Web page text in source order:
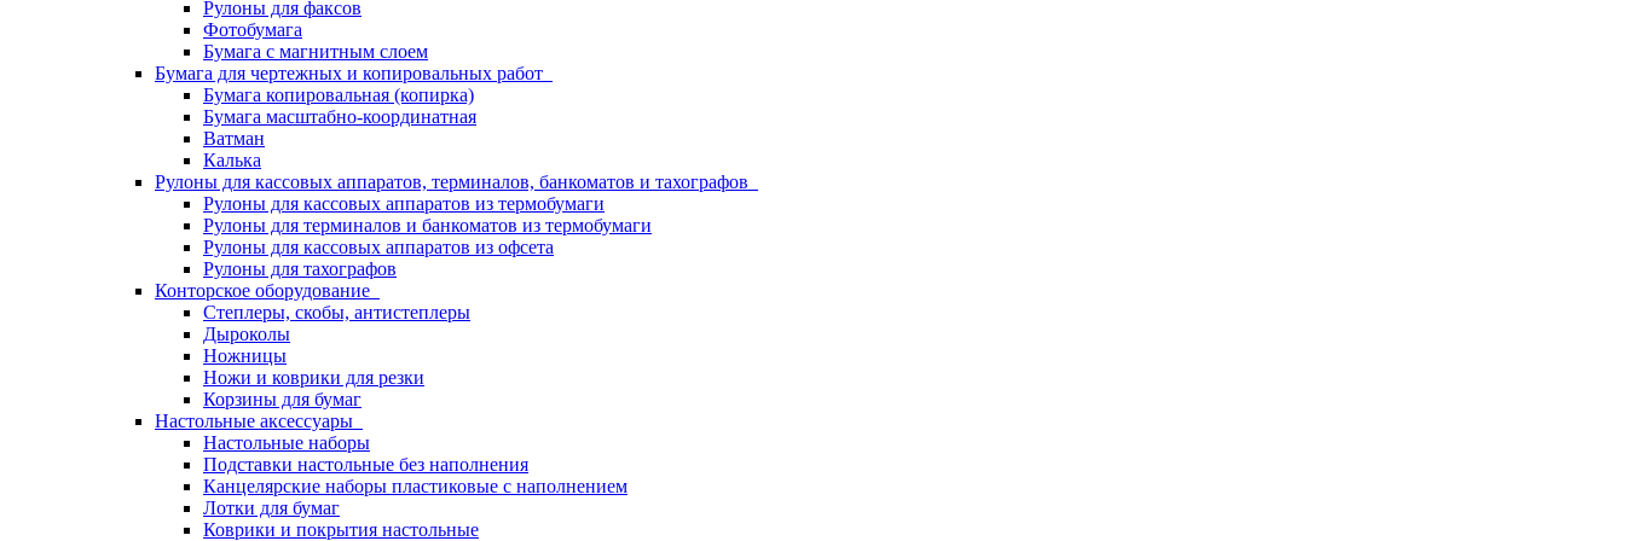
Рулоны для факсов
Фотобумага
Бумага с магнитным слоем
Бумага для чертежных и копировальных работ
Бумага копировальная (копирка)
Бумага масштабно-координатная
Ватман
Калька
Рулоны для кассовых аппаратов, терминалов, банкоматов и тахографов
Рулоны для кассовых аппаратов из термобумаги
Рулоны для терминалов и банкоматов из термобумаги
Рулоны для кассовых аппаратов из офсета
Рулоны для тахографов
Конторское оборудование
Степлеры, скобы, антистеплеры
Дыроколы
Ножницы
Ножи и коврики для резки
Корзины для бумаг
Настольные аксессуары
Настольные наборы
Подставки настольные без наполнения
Канцелярские наборы пластиковые с наполнением
Лотки для бумаг
Коврики и покрытия настольные